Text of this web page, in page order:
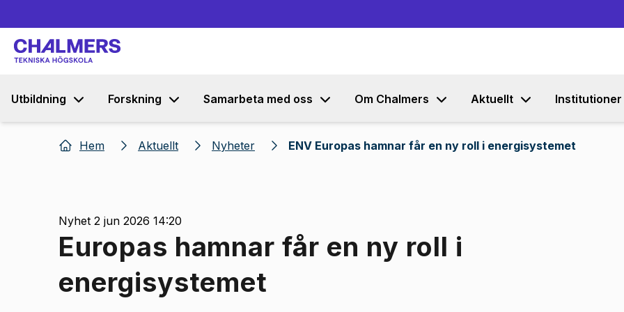
Utbildning Forskning Samarbeta med oss Om Chalmers Aktuellt Institutioner
Hem Aktuellt Nyheter ENV Europas hamnar får en ny roll i energisystemet
Nyhet 2 jun 2026 14:20
Europas hamnar får en ny roll i
energisystemet